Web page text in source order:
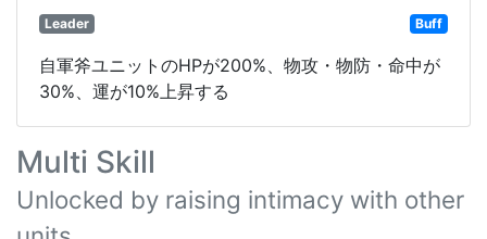
Leader Buff
自軍斧ユニットのHPが200%、物攻・物防・命中が
30%、運が10%上昇する
Multi Skill
Unlocked by raising intimacy with other